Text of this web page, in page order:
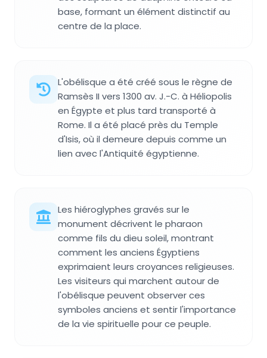
base, formant un élément distinctif au
centre de la place.
L'obélisque a été créé sous le règne de
Ramsès II vers 1300 av. J.-C. à Héliopolis
en Égypte et plus tard transporté à
Rome. Il a été placé près du Temple
d'Isis, où il demeure depuis comme un
lien avec l'Antiquité égyptienne.
Les hiéroglyphes gravés sur le
monument décrivent le pharaon
comme fils du dieu soleil, montrant
comment les anciens Égyptiens
exprimaient leurs croyances religieuses.
Les visiteurs qui marchent autour de
l'obélisque peuvent observer ces
symboles anciens et sentir l'importance
de la vie spirituelle pour ce peuple.